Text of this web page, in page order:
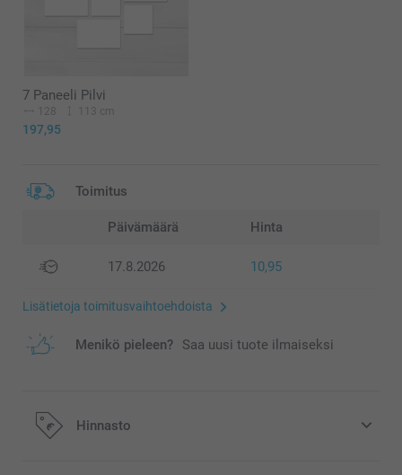
7 Paneeli Pilvi
128 113 cm
197,95
Toimitus
Päivämäärä Hinta
17.8.2026 10,95
Lisätietoja toimitusvaihtoehdoista
Menikö pieleen? Saa uusi tuote ilmaiseksi
Hinnasto